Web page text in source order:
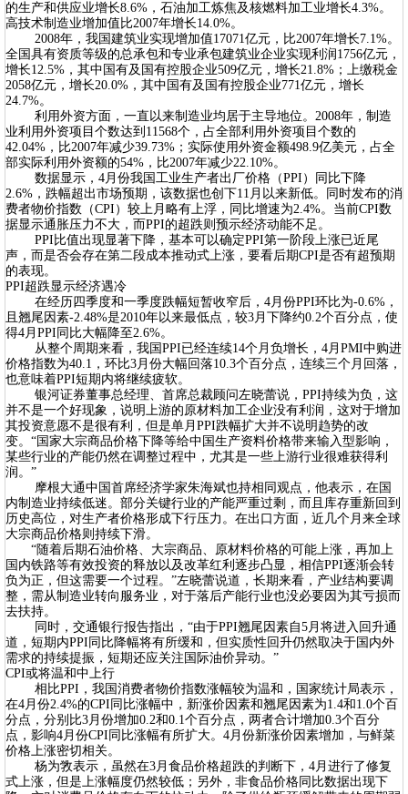
的生产和供应业增长8.6%，石油加工炼焦及核燃料加工业增长4.3%。
高技术制造业增加值比2007年增长14.0%。
2008年，我国建筑业实现增加值17071亿元，比2007年增长7.1%。
全国具有资质等级的总承包和专业承包建筑业企业实现利润1756亿元，
增长12.5%，其中国有及国有控股企业509亿元，增长21.8%；上缴税金
2058亿元，增长20.0%，其中国有及国有控股企业771亿元，增长
24.7%。
利用外资方面，一直以来制造业均居于主导地位。2008年，制造
业利用外资项目个数达到11568个，占全部利用外资项目个数的
42.04%，比2007年减少39.73%；实际使用外资金额498.9亿美元，占全
部实际利用外资额的54%，比2007年减少22.10%。
数据显示，4月份我国工业生产者出厂价格（PPI）同比下降
2.6%，跌幅超出市场预期，该数据也创下11月以来新低。同时发布的消
费者物价指数（CPI）较上月略有上浮，同比增速为2.4%。当前CPI数
据显示通胀压力不大，而PPI的超跌则预示经济动能不足。
PPI比值出现显著下降，基本可以确定PPI第一阶段上涨已近尾
声，而是否会存在第二段成本推动式上涨，要看后期CPI是否有超预期
的表现。
PPI超跌显示经济遇冷
在经历四季度和一季度跌幅短暂收窄后，4月份PPI环比为-0.6%，
且翘尾因素-2.48%是2010年以来最低点，较3月下降约0.2个百分点，使
得4月PPI同比大幅降至2.6%。
从整个周期来看，我国PPI已经连续14个月负增长，4月PMI中购进
价格指数为40.1，环比3月份大幅回落10.3个百分点，连续三个月回落，
也意味着PPI短期内将继续疲软。
银河证券董事总经理、首席总裁顾问左晓蕾说，PPI持续为负，这
并不是一个好现象，说明上游的原材料加工企业没有利润，这对于增加
其投资意愿不是很有利，但是单月PPI跌幅扩大并不说明趋势的改
变。“国家大宗商品价格下降等给中国生产资料价格带来输入型影响，
某些行业的产能仍然在调整过程中，尤其是一些上游行业很难获得利
润。”
摩根大通中国首席经济学家朱海斌也持相同观点，他表示，在国
内制造业持续低迷。部分关键行业的产能严重过剩，而且库存重新回到
历史高位，对生产者价格形成下行压力。在出口方面，近几个月来全球
大宗商品价格则持续下滑。
“随着后期石油价格、大宗商品、原材料价格的可能上涨，再加上
国内铁路等有效投资的释放以及改革红利逐步凸显，相信PPI逐渐会转
负为正，但这需要一个过程。”左晓蕾说道，长期来看，产业结构要调
整，需从制造业转向服务业，对于落后产能行业也没必要因为其亏损而
去扶持。
同时，交通银行报告指出，“由于PPI翘尾因素自5月将进入回升通
道，短期内PPI同比降幅将有所缓和，但实质性回升仍然取决于国内外
需求的持续提振，短期还应关注国际油价异动。”
CPI或将温和中上行
相比PPI，我国消费者物价指数涨幅较为温和，国家统计局表示，
在4月份2.4%的CPI同比涨幅中，新涨价因素和翘尾因素为1.4和1.0个百
分点，分别比3月份增加0.2和0.1个百分点，两者合计增加0.3个百分
点，影响4月份CPI同比涨幅有所扩大。4月份新涨价因素增加，与鲜菜
价格上涨密切相关。
杨为敩表示，虽然在3月食品价格超跌的判断下，4月进行了修复
式上涨，但是上涨幅度仍然较低；另外，非食品价格同比数据出现下